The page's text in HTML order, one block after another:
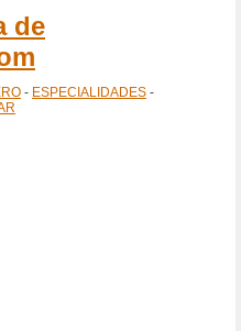
de
- ESPECIALIDADES -